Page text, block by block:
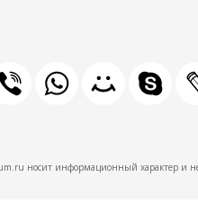
носит информационный характер и